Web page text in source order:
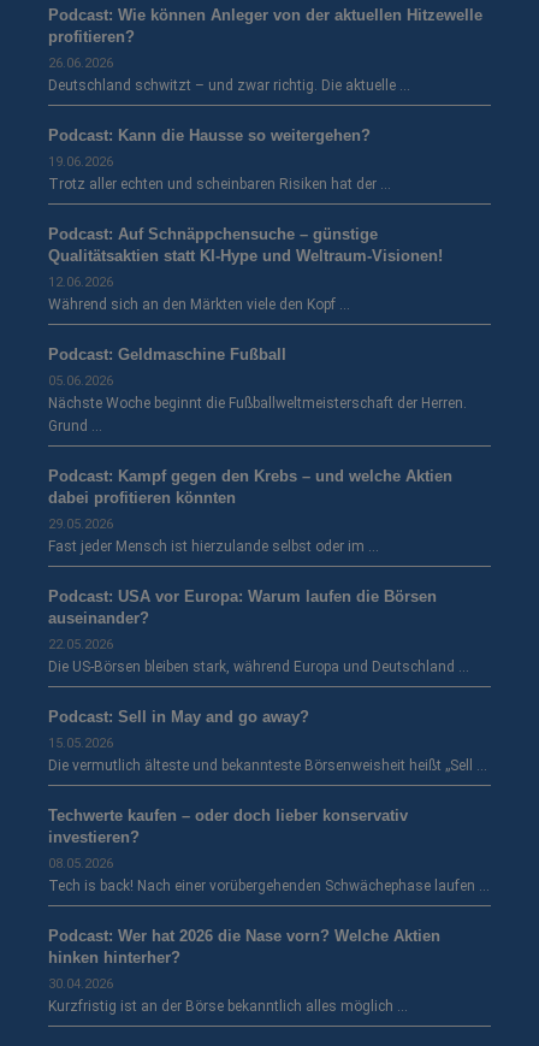
Podcast: Wie können Anleger von der aktuellen Hitzewelle
profitieren?
26.06.2026
Deutschland schwitzt – und zwar richtig. Die aktuelle …
Podcast: Kann die Hausse so weitergehen?
19.06.2026
Trotz aller echten und scheinbaren Risiken hat der …
Podcast: Auf Schnäppchensuche – günstige
Qualitätsaktien statt KI-Hype und Weltraum-Visionen!
12.06.2026
Während sich an den Märkten viele den Kopf …
Podcast: Geldmaschine Fußball
05.06.2026
Nächste Woche beginnt die Fußballweltmeisterschaft der Herren.
Grund …
Podcast: Kampf gegen den Krebs – und welche Aktien
dabei profitieren könnten
29.05.2026
Fast jeder Mensch ist hierzulande selbst oder im …
Podcast: USA vor Europa: Warum laufen die Börsen
auseinander?
22.05.2026
Die US-Börsen bleiben stark, während Europa und Deutschland …
Podcast: Sell in May and go away?
15.05.2026
Die vermutlich älteste und bekannteste Börsenweisheit heißt „Sell …
Techwerte kaufen – oder doch lieber konservativ
investieren?
08.05.2026
Tech is back! Nach einer vorübergehenden Schwächephase laufen …
Podcast: Wer hat 2026 die Nase vorn? Welche Aktien
hinken hinterher?
30.04.2026
Kurzfristig ist an der Börse bekanntlich alles möglich …